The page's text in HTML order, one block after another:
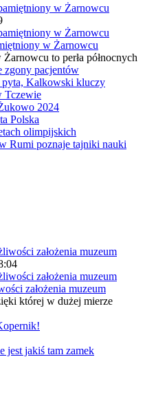
w Żarnowcu
to perła północnych
zgony pacjentów
pyta, Kalkowski kluczy
Tczewie
2024
Polska
olimpijskich
Rumi poznaje tajniki nauki
założenia muzeum
której w dużej mierze
jest jakiś tam zamek